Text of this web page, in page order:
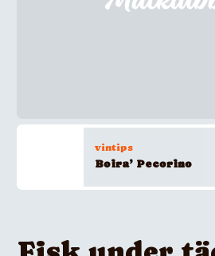
vintips
Boira’ Pecorino